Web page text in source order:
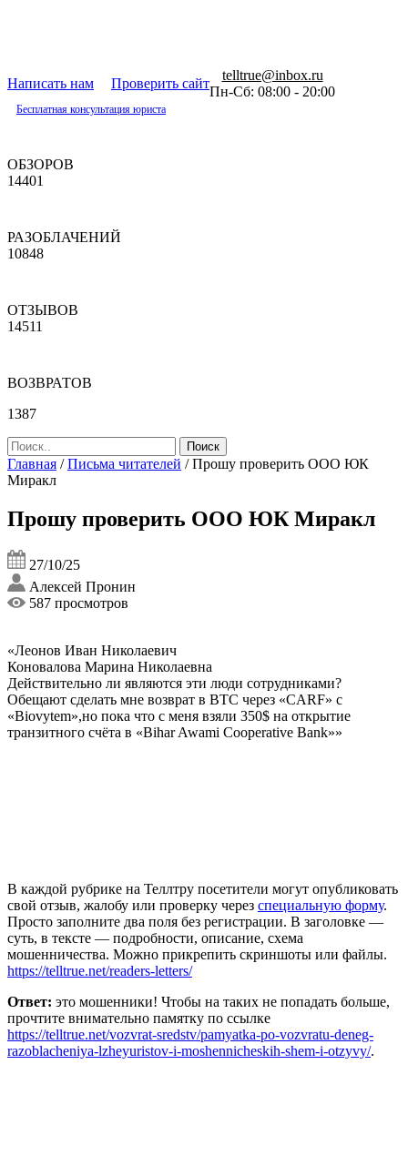
Написать нам Проверить сайт
telltrue@inbox.ru
Пн-Сб: 08:00 - 20:00
Бесплатная консультация юриста
ОБЗОРОВ
14401
РАЗОБЛАЧЕНИЙ
10848
ОТЗЫВОВ
14511
ВОЗВРАТОВ
1387
Главная /Письма читателей /Прошу проверить ООО ЮК
Миракл
Прошу проверить ООО ЮК Миракл
27/10/25
Алексей Пронин
587 просмотров
«Леонов Иван Николаевич
Коновалова Марина Николаевна
Действительно ли являются эти люди сотрудниками?
Обещают сделать мне возврат в ВТС через «CARF» с
«Biovytem»,но пока что с меня взяли 350$ на открытие
транзитного счёта в «Bihar Awami Cooperative Bank»»
В каждой рубрике на Теллтру посетители могут опубликовать
свой отзыв, жалобу или проверку через специальную форму.
Просто заполните два поля без регистрации. В заголовке —
суть, в тексте — подробности, описание, схема
мошенничества. Можно прикрепить скриншоты или файлы.
https://telltrue.net/readers-letters/
Ответ: это мошенники! Чтобы на таких не попадать больше,
прочтите внимательно памятку по ссылке
https://telltrue.net/vozvrat-sredstv/pamyatka-po-vozvratu-deneg-
razoblacheniya-lzheyuristov-i-moshennicheskih-shem-i-otzyvy/.